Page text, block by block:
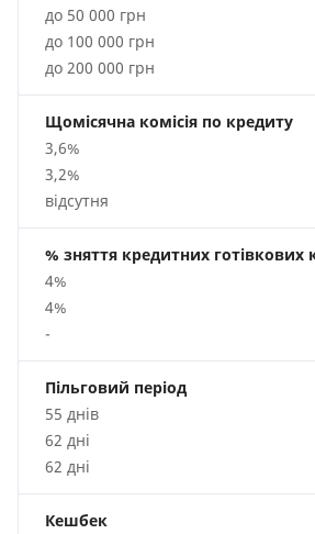
до 50 000 грн
до 100 000 грн
до 200 000 грн
Щомісячна комісія по кредиту
3,6%
3,2%
відсутня
% зняття кредитних готівкових
4%
4%
-
Пільговий період
55 днів
62 дні
62 дні
Кешбек